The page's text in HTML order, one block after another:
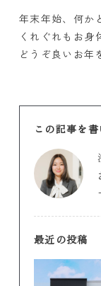
年末年始、何か
くれぐれもお身
どうぞ良いお
この記事を
最近の投稿